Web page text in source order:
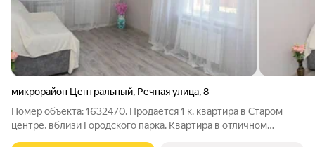
микрорайон Центральный, Речная улица,8
Номер объекта: 1632470. Продается 1 к. квартира в Старом
центре, вблизи Городского парка. Квартира в отличном